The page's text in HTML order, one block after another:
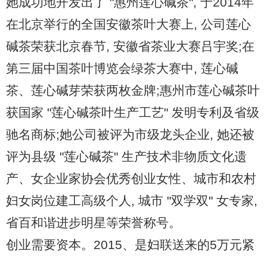
在北京举行的全国安徽茶叶大赛上, 公司莲心
碱茶荣获北京春节, 安徽省茶业大赛吕宇奖;在
第三届中国茶叶博览会绿茶大赛中, 莲心碱
茶、莲心碱芽荣获两枚金牌;惠州市莲心碱茶叶
获国家 "莲心碱茶叶生产工艺" 发明专利及省级
驰名商标;她公司被评为市级龙头企业, 她还被
评为县级 "莲心碱茶" 生产技术非物质文化遗
产、女企业家协会优秀创业女性、城市和农村
妇女岗位建工高级个人, 城市 "双学双" 女专家,
省百和谐进步明星等荣誉称号。
创业需要资本。2015、是妇联送来的5万元紧